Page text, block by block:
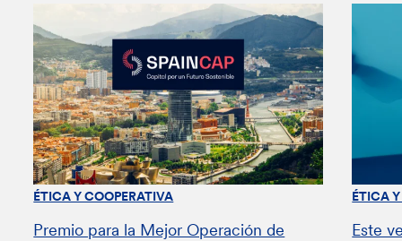
ÉTICA Y COOPERATIVA
Premio para la Mejor Operación de
ÉTICA
Este